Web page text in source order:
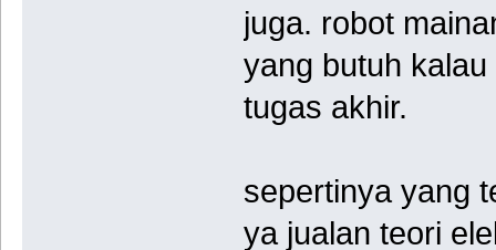
juga. robot
yang butuh
tugas akhir.
sepertinya yang
ya jualan teori